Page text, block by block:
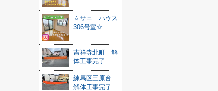
☆サニーハウス
306号室☆
吉祥寺北町 解
体工事完了
練馬区三原台
解体工事完了